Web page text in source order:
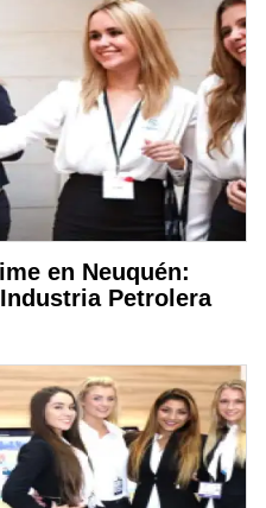
en Neuquén:
Petrolera